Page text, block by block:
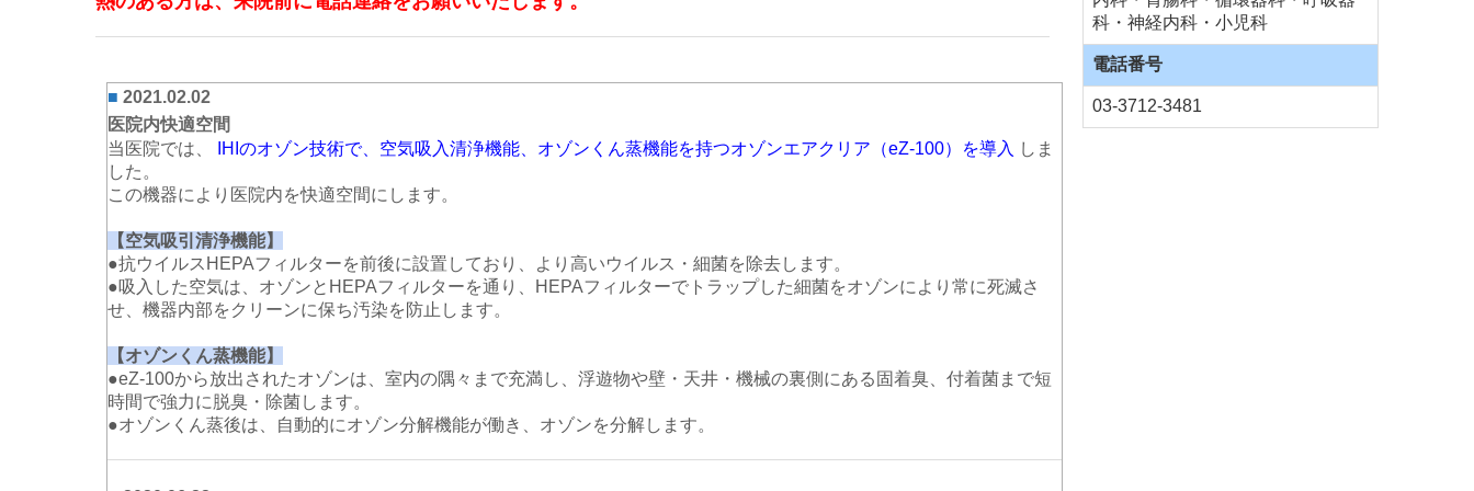
■ 2021.02.02
医院内快適空間
当医院では、
IHIのオゾン技術で、空気吸入清浄機能、オゾンくん蒸機能を持つオゾンエアクリア（eZ-100）を導入 しま
した。
この機器により医院内を快適空間にします。
【空気吸引清浄機能】
●抗ウイルスHEPAフィルターを前後に設置しており、より高いウイルス・細菌を除去します。
●吸入した空気は、オゾンとHEPAフィルターを通り、HEPAフィルターでトラップした細菌をオゾンにより常に死滅さ
せ、機器内部をクリーンに保ち汚染を防止します。
【オゾンくん蒸機能】
●eZ-100から放出されたオゾンは、室内の隅々まで充満し、浮遊物や壁・天井・機械の裏側にある固着臭、付着菌まで短
時間で強力に脱臭・除菌します。
●オゾンくん蒸後は、自動的にオゾン分解機能が働き、オゾンを分解します。
科・神経内科・小児科
電話番号
03-3712-3481